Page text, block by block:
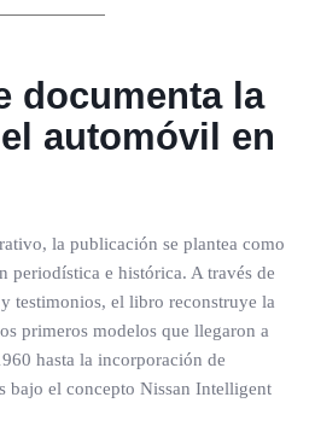
documenta la
automóvil en
la publicación se plantea como
periodística e histórica. A través de
testimonios, el libro reconstruye la
primeros modelos que llegaron a
hasta la incorporación de
bajo el concepto Nissan Intelligent